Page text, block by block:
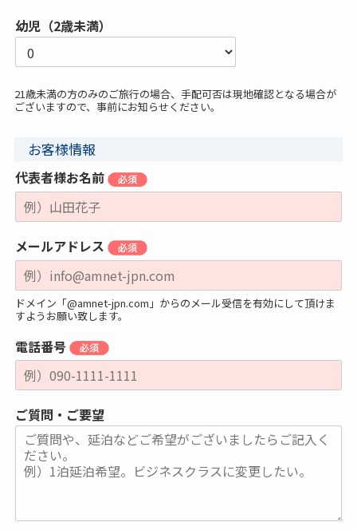
幼児（2歳未満）
21歳未満の方のみのご旅行の場合、手配可否は現地確認となる場合が
ございますので、事前にお知らせください。
お客様情報
代表者様お名前
メールアドレス
ドメイン「@amnet-jpn.com」からのメール受信を有効にして頂けま
すようお願い致します。
電話番号
ご質問・ご要望